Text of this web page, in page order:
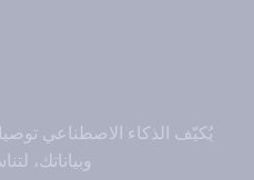
يُكيّف الذكاء الاصطناعي
وبياناتك،